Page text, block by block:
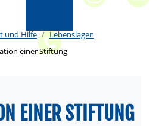
und Hilfe
Lebenslagen
einer Stiftung
EINER STIFTUNG